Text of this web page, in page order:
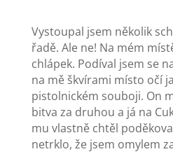
Vystoupal jsem několik
řadě. Ale ne! Na mém
chlápek. Podíval jsem se
na mě škvírami místo očí
pistolnickém souboji. On
bitva za druhou a já na
mu vlastně chtěl
netrklo, že jsem omylem